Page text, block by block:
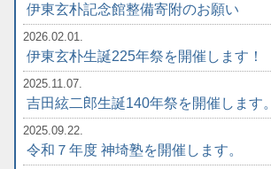
伊東玄朴記念館整備寄附のお願い
2026.02.01.
伊東玄朴生誕225年祭を開催します！
2025.11.07.
吉田絃二郎生誕140年祭を開催します。
2025.09.22.
令和７年度 神埼塾を開催します。